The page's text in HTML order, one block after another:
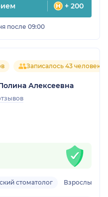
+ 200
после 09:00
Записалось 43 человека
Алексеевна
стоматолог Взрослый,